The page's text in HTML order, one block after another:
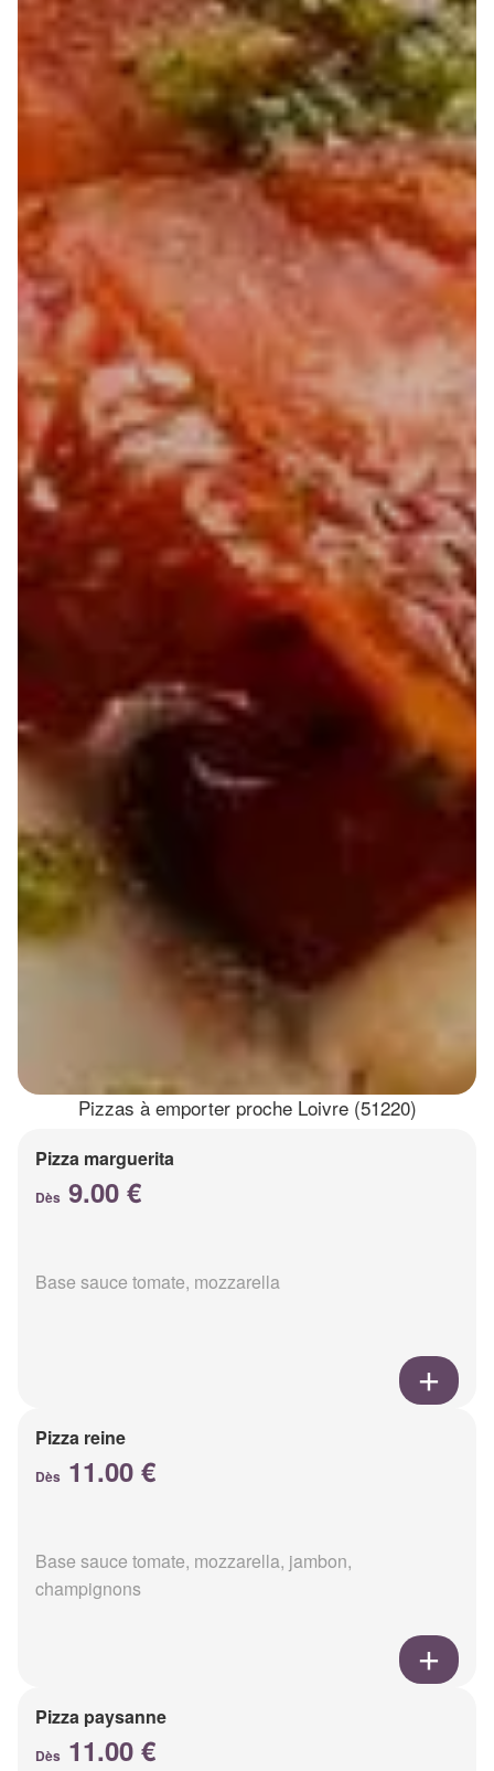
Pizzas à emporter proche Loivre (51220)
Pizza marguerita
Dès 9.00 €
Base sauce tomate, mozzarella
Pizza reine
Dès 11.00 €
Base sauce tomate, mozzarella, jambon,
champignons
Pizza paysanne
Dès 11.00 €